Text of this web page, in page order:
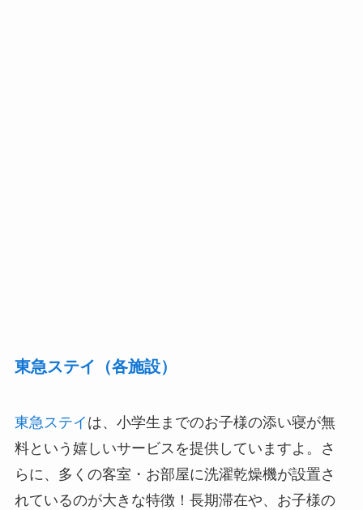
東急ステイ（各施設）
東急ステイ は、小学生までのお子様の添い寝が無
料という嬉しいサービスを提供していますよ。さ
らに、多くの客室・お部屋に洗濯乾燥機が設置さ
れているのが大きな特徴！長期滞在や、お子様の